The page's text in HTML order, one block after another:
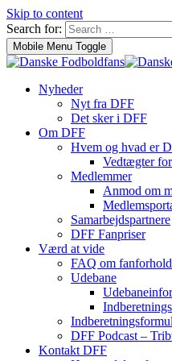
Skip to content
Search for:
Mobile Menu Toggle
Nyheder
Nyt fra DFF
Det sker i DFF
Om DFF
Hvem og hvad er
Vedtægter
Medlemmer
Anmod om
Samarbejdspartnere
DFF Fanpriser
Værd at vide
FAQ om
Udebane
DFF Podcast –
Kontakt DFF